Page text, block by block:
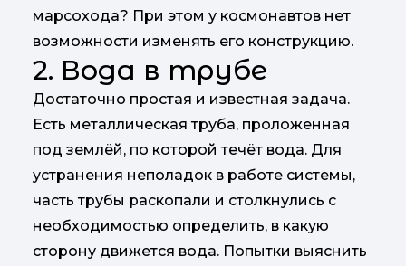
марсохода? При этом у космонавтов нет
возможности изменять его конструкцию.
2. Вода в трубе
Достаточно простая и известная задача.
Есть металлическая труба, проложенная
под землёй, по которой течёт вода. Для
устранения неполадок в работе системы,
часть трубы раскопали и столкнулись с
необходимостью определить, в какую
сторону движется вода. Попытки выяснить